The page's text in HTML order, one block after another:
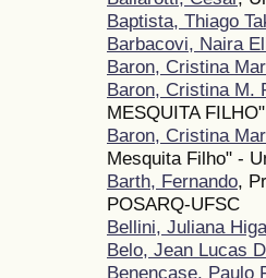
Baptista, Thiago
Barbacovi, Naira
Baron, Cristina
Baron, Cristina M.
MESQUITA
Baron, Cristina
Mesquita Filho" -
Barth, Fernando,
POSARQ-UFSC
Bellini, Juliana Higa
Belo, Jean Lucas
Benencase, Paulo